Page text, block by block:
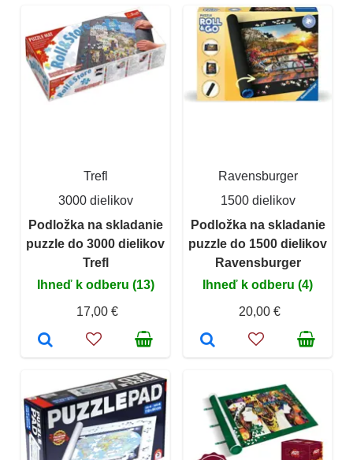
Trefl
3000 dielikov
Podložka na skladanie
puzzle do 3000 dielikov
Trefl
Ihneď k odberu (13)
17,00 €
Ravensburger
1500 dielikov
Podložka na skladanie
puzzle do 1500 dielikov
Ravensburger
Ihneď k odberu (4)
20,00 €